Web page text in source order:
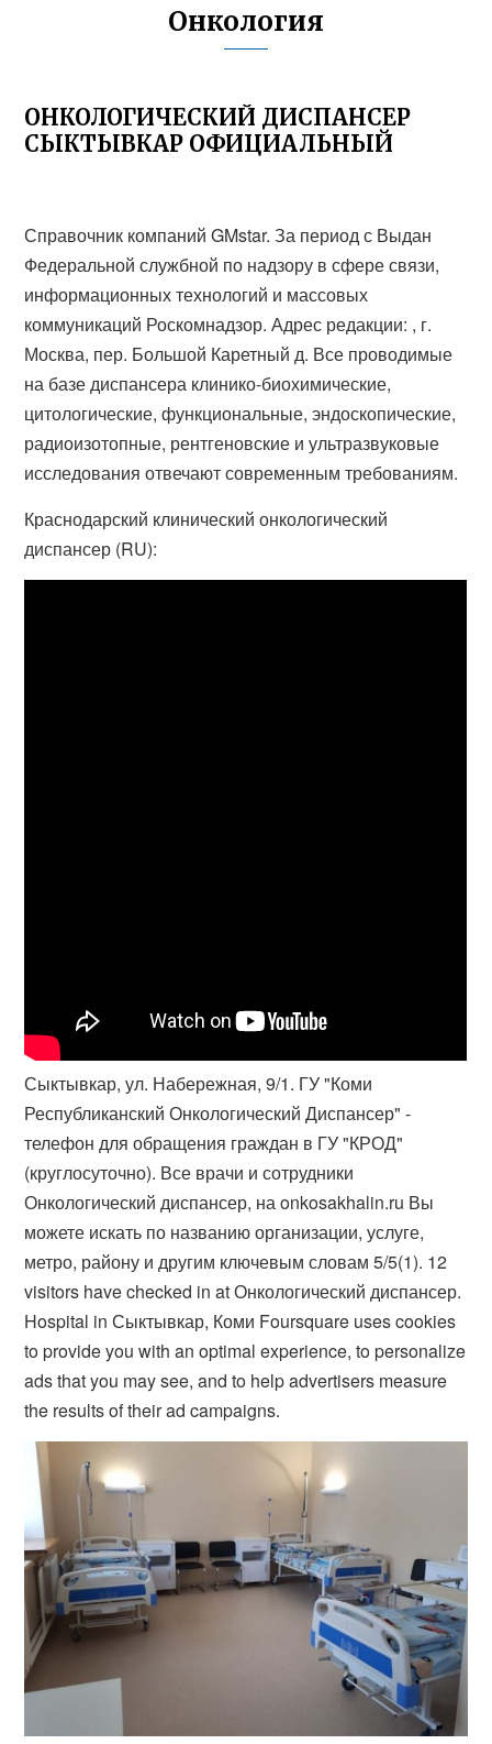
Онкология
ОНКОЛОГИЧЕСКИЙ ДИСПАНСЕР
СЫКТЫВКАР ОФИЦИАЛЬНЫЙ
Справочник компаний GMstar. За период с Выдан
Федеральной службной по надзору в сфере связи,
информационных технологий и массовых
коммуникаций Роскомнадзор. Адрес редакции: , г.
Москва, пер. Большой Каретный д. Все проводимые
на базе диспансера клинико-биохимические,
цитологические, функциональные, эндоскопические,
радиоизотопные, рентгеновские и ультразвуковые
исследования отвечают современным требованиям.
Краснодарский клинический онкологический
диспансер (RU):
Сыктывкар, ул. Набережная, 9/1. ГУ "Коми
Республиканский Онкологический Диспансер" -
телефон для обращения граждан в ГУ "КРОД"
(круглосуточно). Все врачи и сотрудники
Онкологический диспансер, на onkosakhalin.ru Вы
можете искать по названию организации, услуге,
метро, району и другим ключевым словам 5/5(1). 12
visitors have checked in at Онкологический диспансер.
Hospital in Сыктывкар, Коми Foursquare uses cookies
to provide you with an optimal experience, to personalize
ads that you may see, and to help advertisers measure
the results of their ad campaigns.